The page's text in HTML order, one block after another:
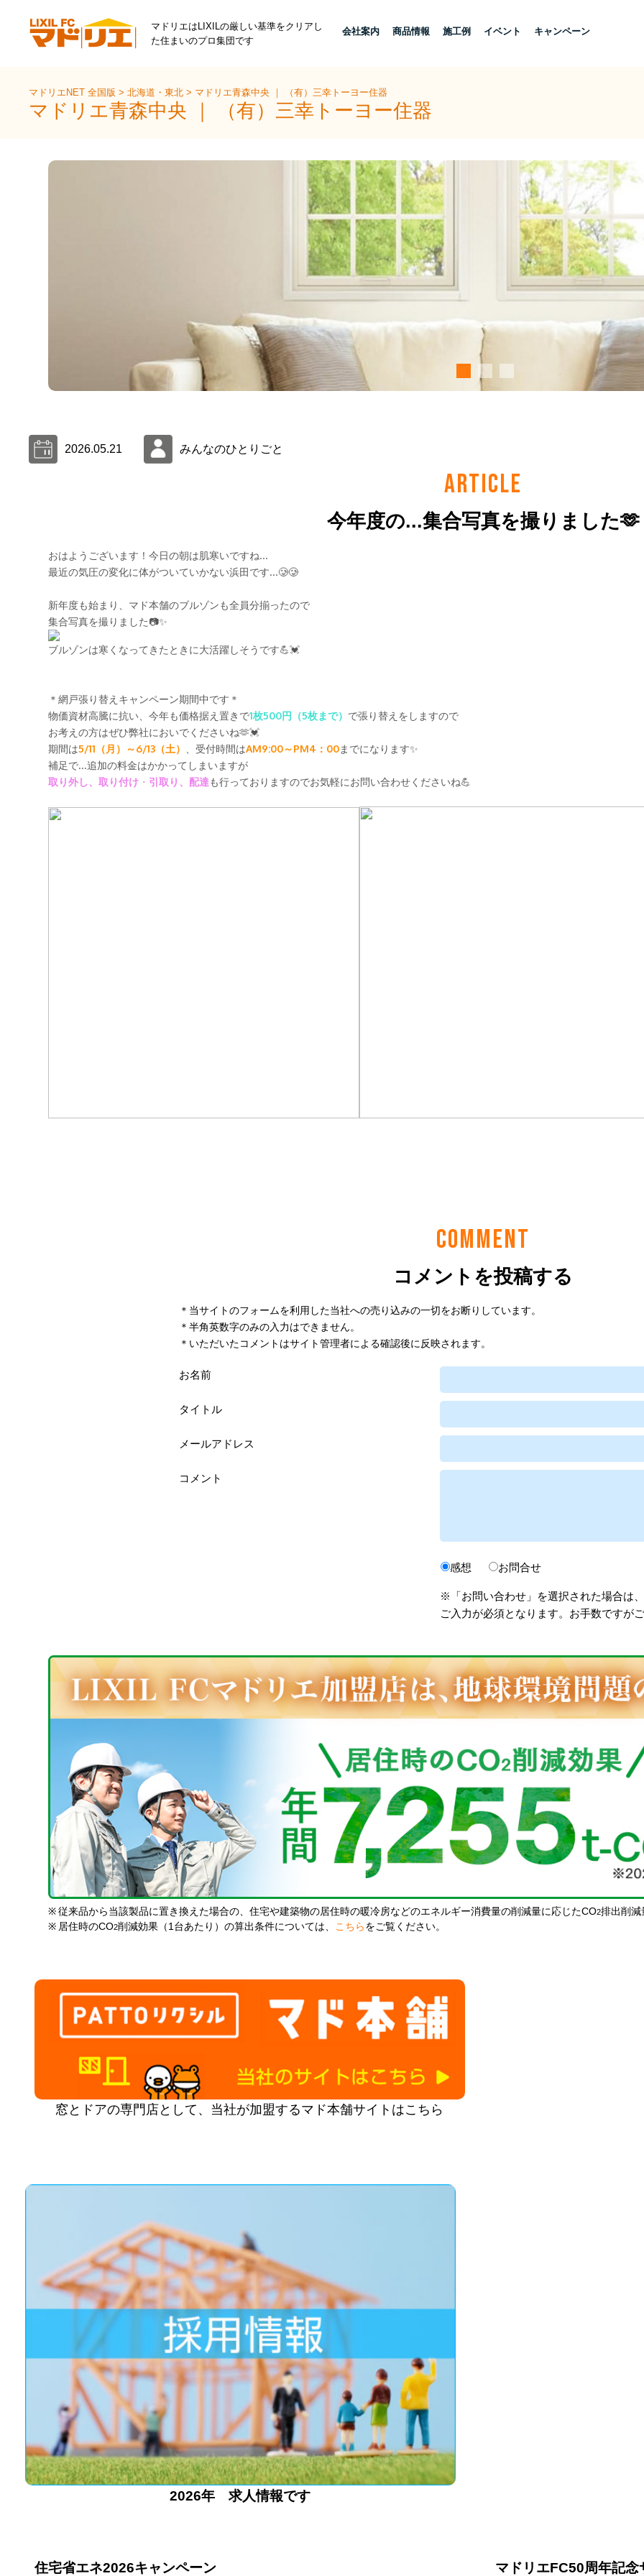
マドリエはLIXILの厳しい基準をクリアし
た住まいのプロ集団です
会社案内 商品情報 施工例 イベント キャンペーン
マドリエNET 全国版>北海道・東北> マドリエ青森中央 ｜ （有）三幸トーヨー住器
マドリエ青森中央 ｜ （有）三幸トーヨー住器
2026.05.21 みんなのひとりごと
ARTICLE
今年度の...集合写真を撮りました🫶
COMMENT
コメントを投稿する
＊当サイトのフォームを利用した当社への売り込みの一切をお断りしています。
＊半角英数字のみの入力はできません。
＊いただいたコメントはサイト管理者による確認後に反映されます。
お名前
タイトル
メールアドレス
コメント
感想 お問合せ
※「お問い合わせ」を選択された場合は
ご入力が必須となります。お手数ですが
※ 従来品から当該製品に置き換えた場合の、住宅や建築物の居住時の暖冷房などのエネルギー消費量の削減量に応じたCO2排出削減
※ 居住時のCO2削減効果（1台あたり）の算出条件については、 こちら をご覧ください。
窓とドアの専門店として、当社が加盟するマド本舗サイトはこちら
2026年 求人情報です
住宅省エネ2026キャンペーン マドリエFC50周年記念